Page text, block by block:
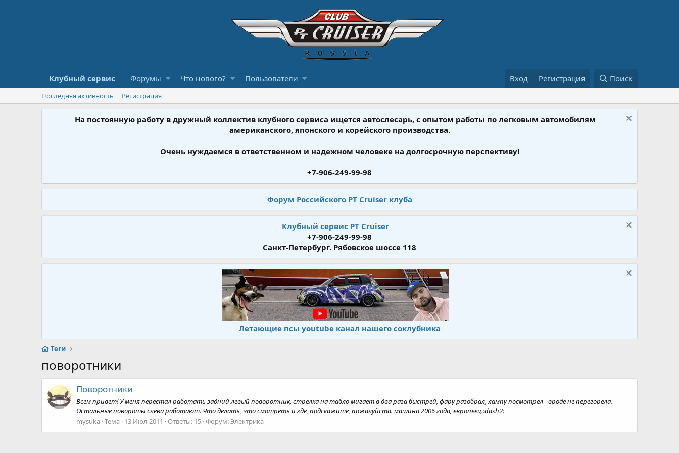
Клубный сервис Форумы Что нового? Пользователи Вход Регистрация Поиск
Последняя активность Регистрация
На постоянную работу в дружный коллектив клубного сервиса ищется автослесарь, с опытом работы по легковым автомобилям
американского, японского и корейского производства.
Очень нуждаемся в ответственном и надежном человеке на долгосрочную перспективу!
+7-906-249-99-98
Форум Российского PT Cruiser клуба
Клубный сервис PT Cruiser
+7-906-249-99-98
Санкт-Петербург. Рябовское шоссе 118
Летающие псы youtube канал нашего соклубника
Теги
поворотники
Поворотники
Всем привет! У меня перестал работать задний левый поворотник, стрелка на табло мигает в два раза быстрей, фару разобрал, лампу посмотрел - вроде не перегорела.
Остальные повороты слева работают. Что делать, что смотреть и где, подскажите, пожалуйста. машина 2006 года, европеец.:dash2:
mysuka Тема 13 Июл 2011 Ответы: 15 Форум:Электрика